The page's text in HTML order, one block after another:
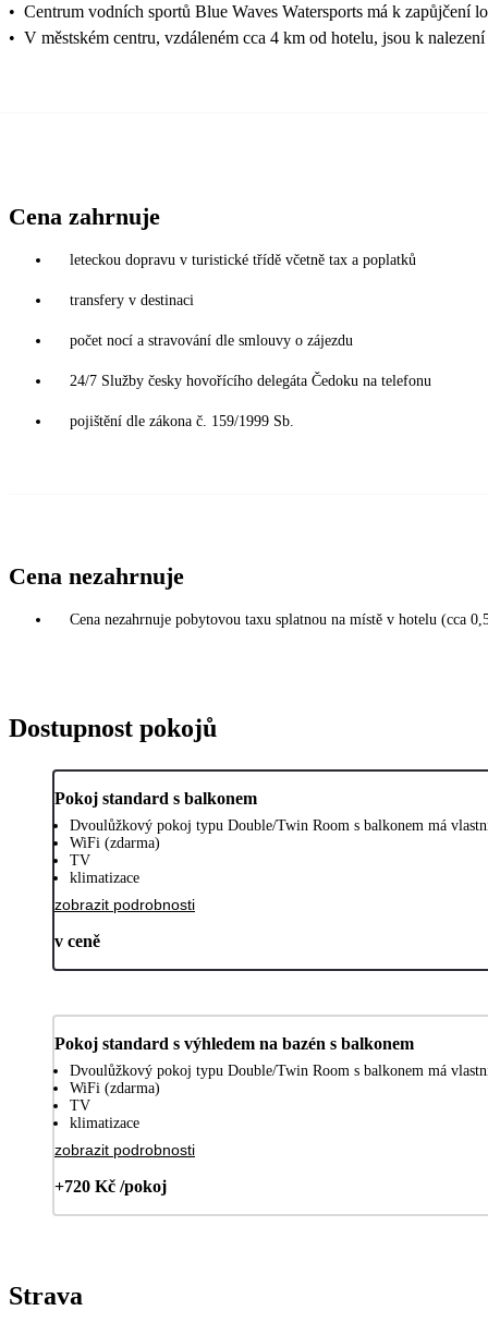
• Centrum vodních sportů Blue Waves Watersports má k
• V městském centru, vzdáleném cca 4 km od hotelu, jsou k
Cena zahrnuje
leteckou dopravu v turistické třídě včetně tax a poplatků
transfery v destinaci
počet nocí a stravování dle smlouvy o zájezdu
24/7 Služby česky hovořícího delegáta Čedoku na telefonu
pojištění dle zákona č. 159/1999 Sb.
Cena nezahrnuje
Cena nezahrnuje pobytovou taxu splatnou na místě v hotelu (cca
Dostupnost pokojů
Pokoj standard s balkonem
Dvoulůžkový pokoj typu Double/Twin Room s balkonem má
WiFi (zdarma)
TV
klimatizace
zobrazit podrobnosti
v ceně
Pokoj standard s výhledem na bazén s balkonem
Dvoulůžkový pokoj typu Double/Twin Room s balkonem má
WiFi (zdarma)
TV
klimatizace
zobrazit podrobnosti
+720 Kč /pokoj
Strava